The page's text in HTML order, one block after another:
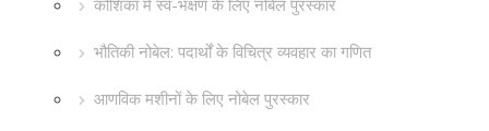
कोशिका में स्व-भक्षण के लिए नोबेल पुरस्कार
भौतिकी नोबेल: पदार्थों के विचित्र व्यवहार का गणित
आणविक मशीनों के लिए नोबेल पुरस्कार